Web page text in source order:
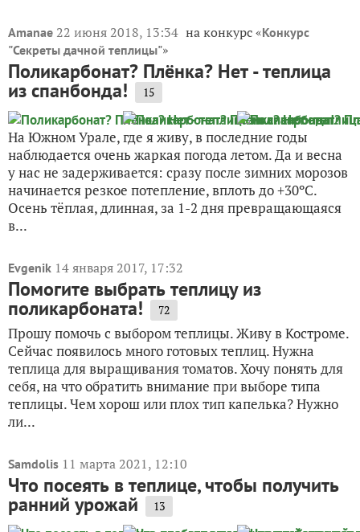
Amanae 22 июня 2018, 13:34 на конкурс «Конкурс
"Секреты дачной теплицы"»
Поликарбонат? Плёнка? Нет - теплица
из спанбонда! 15
На Южном Урале, где я живу, в последние годы
наблюдается очень жаркая погода летом. Да и весна
у нас не задерживается: сразу после зимних морозов
начинается резкое потепление, вплоть до +30ºC.
Осень тёплая, длинная, за 1-2 дня превращающаяся
в...
Evgenik 14 января 2017, 17:32
Помогите выбрать теплицу из
поликарбоната! 72
Прошу помочь с выбором теплицы. Живу в Костроме.
Сейчас появилось много готовых теплиц. Нужна
теплица для выращивания томатов. Хочу понять для
себя, на что обратить внимание при выборе типа
теплицы. Чем хорош или плох тип капелька? Нужно
ли...
Samdolis 11 марта 2021, 12:10
Что посеять в теплице, чтобы получить
ранний урожай 13